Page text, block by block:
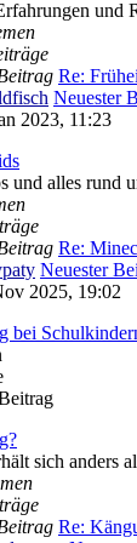
und
Re:
Neuester
2023, 11:23
und alles rund
Re:
Neuester
2025, 19:02
bei
sich anders
Re: